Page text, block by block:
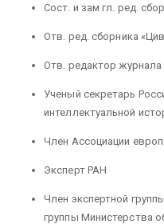
Сост. и зам гл. ред.
Отв. ред. сборника
Отв. редактор журнала
Ученый секретарь
интеллектуальной
Член Ассоциации
Эксперт РАН
Член экспертной
группы Министерства